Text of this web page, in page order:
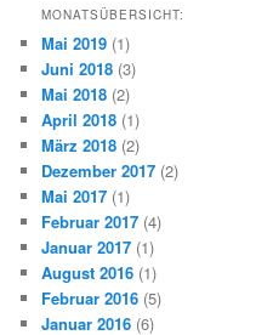
MONATSÜBERSICHT:
Mai 2019 (1)
Juni 2018 (3)
Mai 2018 (2)
April 2018 (1)
März 2018 (2)
Dezember 2017 (2)
Mai 2017 (1)
Februar 2017 (4)
Januar 2017 (1)
August 2016 (1)
Februar 2016 (5)
Januar 2016 (6)